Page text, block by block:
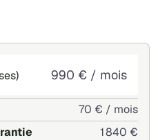
990 € / mois
70 € / mois
1 840 €